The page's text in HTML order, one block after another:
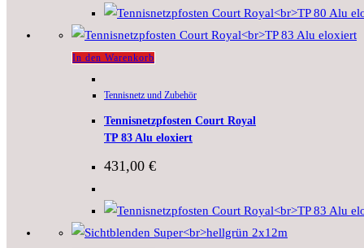
In den Warenkorb
Tennisnetz und Zubehör
Tennisnetzpfosten Court Royal
TP 83 Alu eloxiert
431,00 €